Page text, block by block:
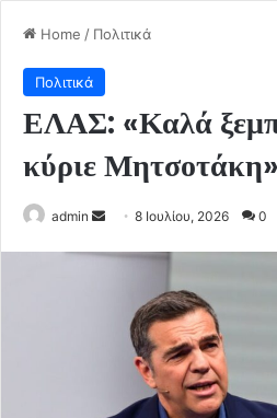
Home / Πολιτικά
Πολιτικά
ΕΛΑΣ: «Καλά
κύριε Μητσοτάκη»
admin
Send8 Ιουλίου, 2026 0